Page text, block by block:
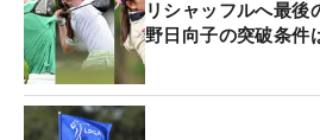
リシャッフルへ最
野日向子の突破条件